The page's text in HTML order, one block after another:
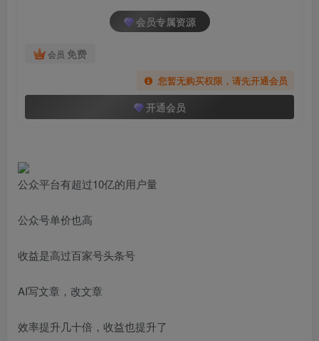
会员专属资源
会员 免费
您暂无购买权限，请先开通会员
开通会员
公众平台有超过10亿的用户量
公众号单价也高
收益是高过百家号头条号
AI写文章，改文章
效率提升几十倍，收益也提升了